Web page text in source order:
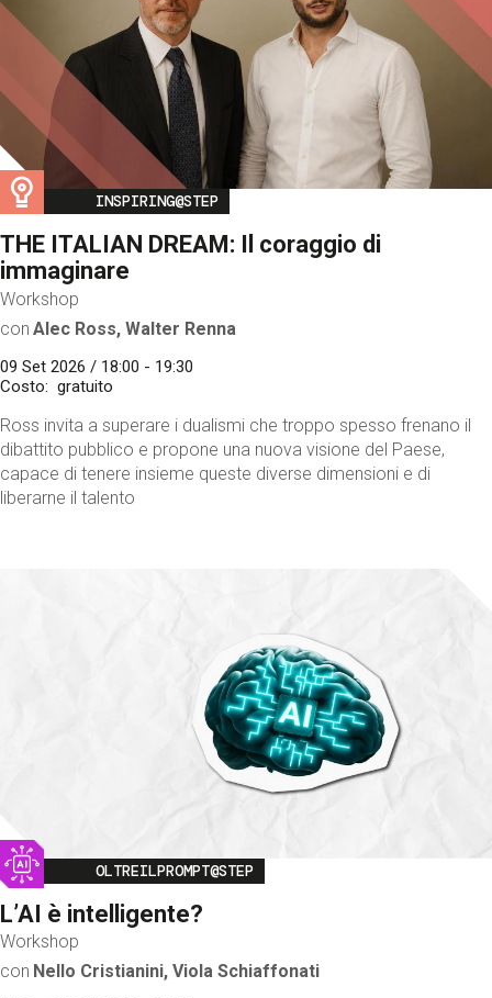
Image
INSPIRING@STEP
THE ITALIAN DREAM: Il coraggio di
immaginare
Workshop
con Alec Ross, Walter Renna
09 Set 2026 / 18:00 - 19:30
Costo
gratuito
Ross invita a superare i dualismi che troppo spesso frenano il
dibattito pubblico e propone una nuova visione del Paese,
capace di tenere insieme queste diverse dimensioni e di
liberarne il talento
Image
OLTREILPROMPT@STEP
L’AI è intelligente?
Workshop
con Nello Cristianini, Viola Schiaffonati